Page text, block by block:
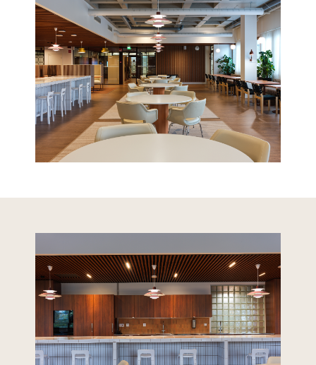
Projektit
Meistä
Ajankohtaista
Yhteystiedot